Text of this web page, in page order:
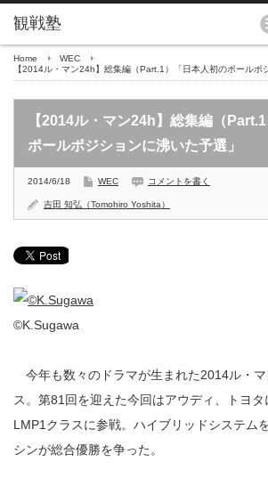
Home
WEC
【2014ル・マン24h】総集編（Part.1）「日本人初のポールポ
【2014ル・マン24h】総集編（
ポールポジションに沸いた予選」
2014/6/18 WEC コメントを書く
吉田 知弘（Tomohiro Yoshita）
©K.Sugawa
今年も数々のドラマが生まれた2014ル・
ス。第81回を迎えた今回はアウディ、トヨ
LMP1クラスに参戦。ハイブリッドシステム
シンが総合優勝を争った。